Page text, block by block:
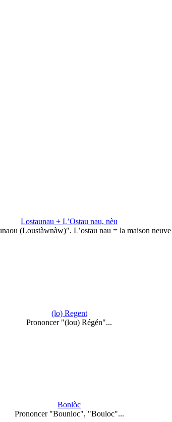
Lostaunau + L’Ostau nau, nèu
(Loustàwnàw)". L’ostau nau = la maison
(lo) Regent
Prononcer "(lou) Régén"...
Bonlòc
Prononcer "Bounloc", "Bouloc"...